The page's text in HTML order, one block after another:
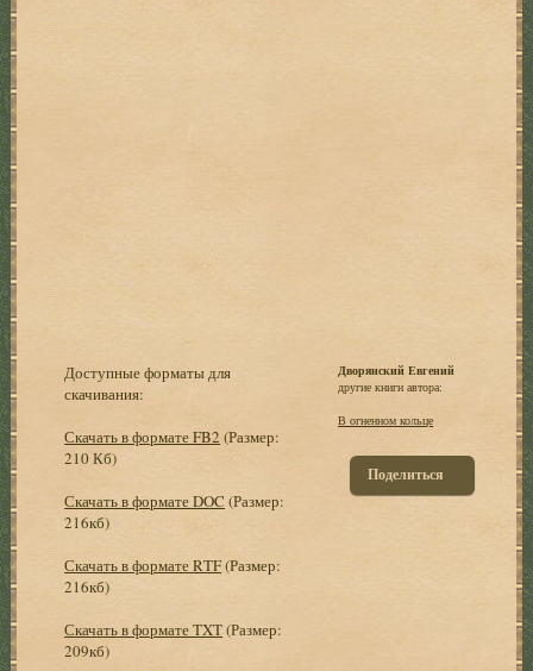
Доступные форматы для
скачивания:
Скачать в формате FB2 (Размер:
210 Кб)
Скачать в формате DOC (Размер:
216кб)
Скачать в формате RTF(Размер:
216кб)
Скачать в формате TXT(Размер:
209кб)
Дворянский Евгений
другие книги автора:
В огненном кольце
Поделиться